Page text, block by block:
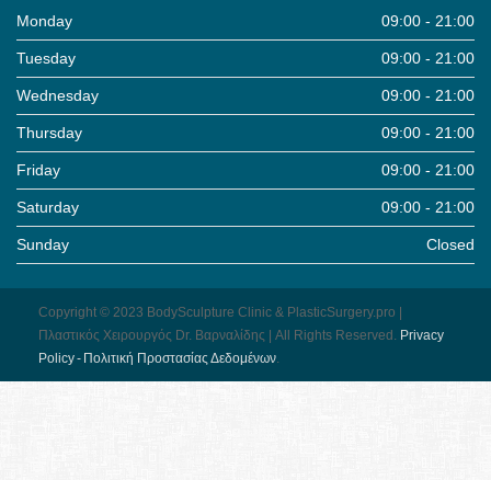
Monday 09:00 - 21:00
Tuesday 09:00 - 21:00
Wednesday 09:00 - 21:00
Thursday 09:00 - 21:00
Friday 09:00 - 21:00
Saturday 09:00 - 21:00
Sunday Closed
Copyright © 2023 BodySculpture Clinic & PlasticSurgery.pro |
Πλαστικός Χειρουργός Dr. Βαρναλίδης | All Rights Reserved. Pri­vacy
Pol­icy - Πολιτική Προστασίας Δεδομένων.